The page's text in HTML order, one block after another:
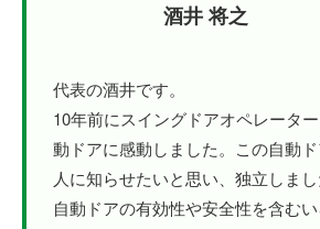
酒井 将之
代表の酒井です。
10年前にスイングドアオペレータ
動ドアに感動しました。この自動
人に知らせたいと思い、独立しま
自動ドアの有効性や安全性を含む